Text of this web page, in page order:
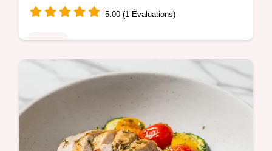
5.00 (1 Évaluations)
Suivez cette Recette de Paella Espagnole
Traditionnelle Conviviale et Pleine de
Saveurs. Paella traditionnelle avec guide de
timing étape par étape.